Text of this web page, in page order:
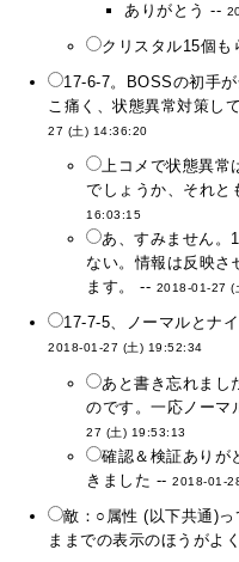
ありがとう --
クリスタル15個も
17-6-7。BOSSの初手
こ痛く、状態異常対策し
27 (土) 14:36:20
上コメで状態異常
でしょうか、それと
16:03:15
あ、すみません。
ない。情報は反映さ
ます。 -- 2018-01-27 (
17-7-5、ノーマルとナ
2018-01-27 (土) 19:52:34
あと書き忘れまし
のです。一応ノーマ
27 (土) 19:53:13
確認＆検証ありが
きました --2018-01-
敵：○属性 (以下共通)
ままでの表示のほうがよ